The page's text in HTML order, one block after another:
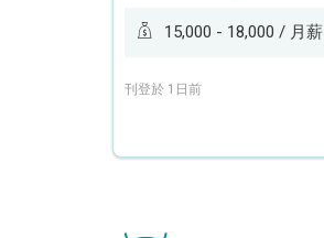
15,000 - 18,000 / 月薪
刊登於 1日前